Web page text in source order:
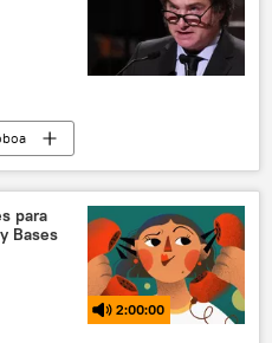
Ecuador
política
para
Bases
2:00:00